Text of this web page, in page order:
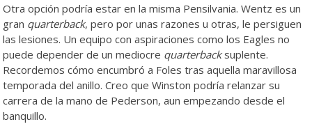
Otra opción podría estar en la misma Pensilvania. Wentz es un
gran quarterback, pero por unas razones u otras, le persiguen
las lesiones. Un equipo con aspiraciones como los Eagles no
puede depender de un mediocre quarterbacksuplente.
Recordemos cómo encumbró a Foles tras aquella maravillosa
temporada del anillo. Creo que Winston podría relanzar su
carrera de la mano de Pederson, aun empezando desde el
banquillo.